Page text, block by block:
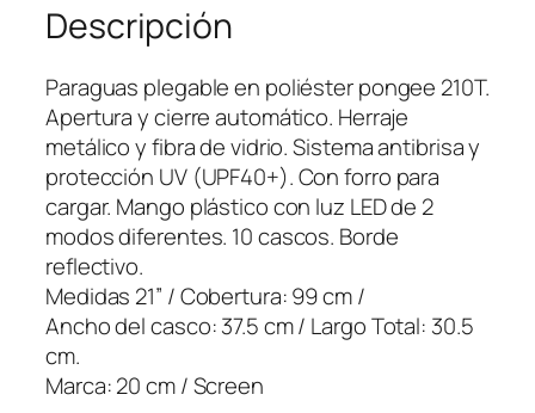
u
t
o
i
g
h
t
2
3
"
U
r
Descripción
Paraguas plegable en poliéster pongee 210T.
Apertura y cierre automático. Herraje
metálico y fibra de vidrio. Sistema antibrisa y
protección UV (UPF40+). Con forro para
cargar. Mango plástico con luz LED de 2
modos diferentes. 10 cascos. Borde
reflectivo.
Medidas 21” / Cobertura: 99 cm /
Ancho del casco: 37.5 cm / Largo Total: 30.5
cm.
Marca: 20 cm / Screen